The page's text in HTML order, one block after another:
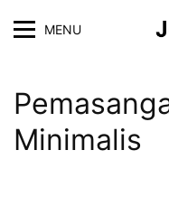
MENU
Minimalis